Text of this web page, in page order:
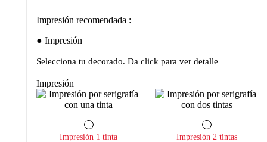
Impresión recomendada :
Impresión
Selecciona tu decorado. Da click para ver detalle
Impresión
Impresión 1 tinta Impresión 2 tintas